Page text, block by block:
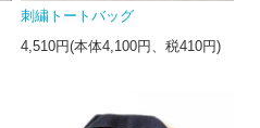
刺繍トートバッグ
4,510円(本体4,100円、税410円)